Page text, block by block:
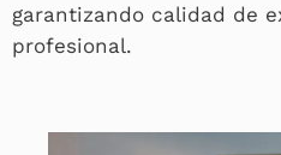
garantizando calidad de
profesional.